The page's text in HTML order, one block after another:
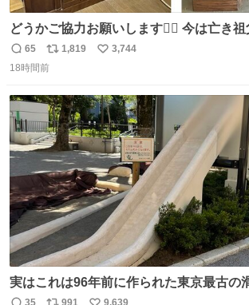
どうかご協力お願いします🙇‍♂️ 今は亡き祖父母の家の取り壊
しが決まり、どうしても処分して欲しく
引き取り手を探しております この2つは私の祖母が当初一
さで亡くなりましたが、この家具達をと
りました 続く↓
返
信
65
リ
ポ
ト
数
1,819
い
数
3,744
18時間前
実はこれは96年前に作られた東京最古の
35 991
9,639